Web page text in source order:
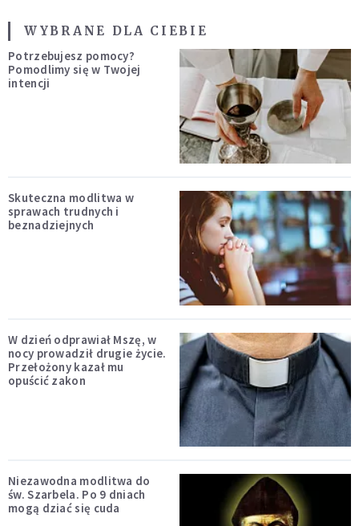
WYBRANE DLA CIEBIE
Potrzebujesz pomocy?
Pomodlimy się w Twojej
intencji
Skuteczna modlitwa w
sprawach trudnych i
beznadziejnych
W dzień odprawiał Mszę, w
nocy prowadził drugie życie.
Przełożony kazał mu
opuścić zakon
Niezawodna modlitwa do
św. Szarbela. Po 9 dniach
mogą dziać się cuda